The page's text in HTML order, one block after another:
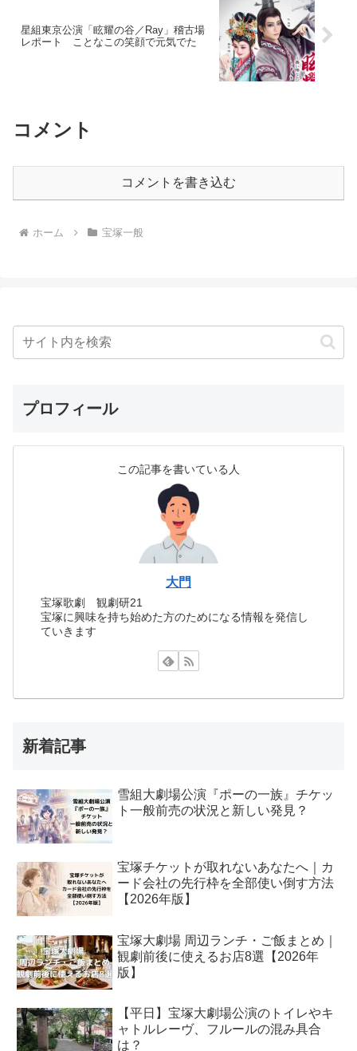
星組東京公演「眩耀の谷／Ray」稽古場
レポート ことなこの笑顔で元気でた
コメント
コメントを書き込む
ホーム 宝塚一般
プロフィール
この記事を書いている人
大門
宝塚歌劇 観劇研21
宝塚に興味を持ち始めた方のためになる情報を発信し
ていきます
新着記事
雪組大劇場公演『ポーの一族』チケッ
ト一般前売の状況と新しい発見？
宝塚チケットが取れないあなたへ｜カ
ード会社の先行枠を全部使い倒す方法
【2026年版】
宝塚大劇場 周辺ランチ・ご飯まとめ｜
観劇前後に使えるお店8選【2026年
版】
【平日】宝塚大劇場公演のトイレやキ
ャトルレーヴ、フルールの混み具合
は？